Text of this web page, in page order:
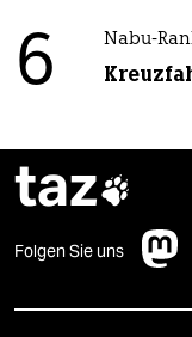
6 Nabu-
taz
Folgen Sie uns